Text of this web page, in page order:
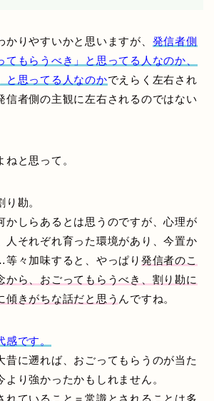
りやすいかと思いますが、 発信者側
てもらうべき」と思ってる人なのか、
と思ってる人なのかでえらく左右され
信者側の主観に左右されるのではない
と思って。
勘。
かしらあるとは思うのですが、心理が
人それぞれ育った環境があり、今置か
々加味すると、やっぱり 発信者のこ
から、おごってもらうべき、割り勘に
傾きがちな話だと思う んですね。
です。
昔に遡れば、おごってもらうのが当た
より強かったかもしれません。